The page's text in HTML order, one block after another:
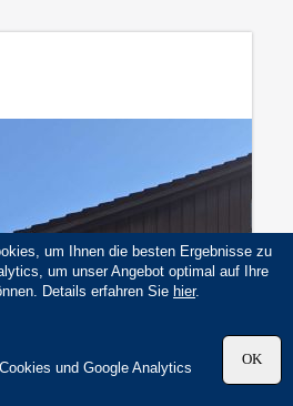
2.800 €
um Ihnen die besten Ergebnisse zu
um unser Angebot optimal auf Ihre
Details erfahren Sie hier.
und Google Analytics